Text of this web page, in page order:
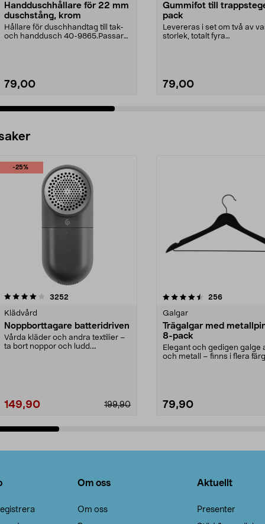
Handduschhållare för 22 mm
duschstång, krom
Hållare för duschhandtag till tak-
och handdusch 40-9865.Passar
79,00
Gummifot till
pack
Levereras i set om två av
storlek, totalt fyra
79,00
-25%
3252
Klädvård
Noppborttagare batteridriven
Vårda kläder och andra textilier –
ta bort noppor och ludd.
199,90
149,90
4.5av 5 stjärnor 256recensioner
Galgar
Trägalgar med
8-pack
Elegant och gedigen galge
och metall – finns i flera
79,90
4.0av 5 stjärnor
Om oss
Om oss
Aktuellt
Presenter